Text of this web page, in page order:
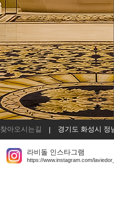
찾아오시는길 | 경기도 화성시 정
라비돌 인스타그램
https://www.instagram.com/